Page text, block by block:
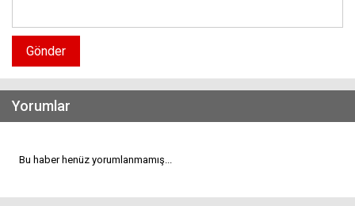
Gönder
Yorumlar
Bu haber henüz yorumlanmamış...